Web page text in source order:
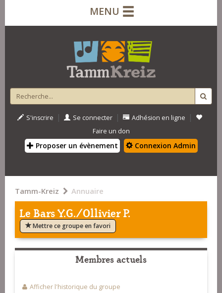
MENU
S'inscrire | Se connecter | Adhésion en ligne |
Faire un don
Proposer un évènement Connexion Admin
Tamm-Kreiz Annuaire
Le Bars Y.G./Ollivier P.
Mettre ce groupe en favori
Membres actuels
Afficher l'historique du groupe